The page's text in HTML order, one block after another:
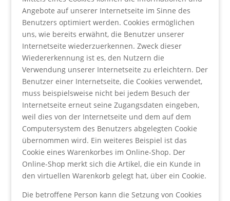
Angebote auf unserer Internetseite im Sinne des
Benutzers optimiert werden. Cookies ermöglichen
uns, wie bereits erwähnt, die Benutzer unserer
Internetseite wiederzuerkennen. Zweck dieser
Wiedererkennung ist es, den Nutzern die
Verwendung unserer Internetseite zu erleichtern. Der
Benutzer einer Internetseite, die Cookies verwendet,
muss beispielsweise nicht bei jedem Besuch der
Internetseite erneut seine Zugangsdaten eingeben,
weil dies von der Internetseite und dem auf dem
Computersystem des Benutzers abgelegten Cookie
übernommen wird. Ein weiteres Beispiel ist das
Cookie eines Warenkorbes im Online-Shop. Der
Online-Shop merkt sich die Artikel, die ein Kunde in
den virtuellen Warenkorb gelegt hat, über ein Cookie.
Die betroffene Person kann die Setzung von Cookies